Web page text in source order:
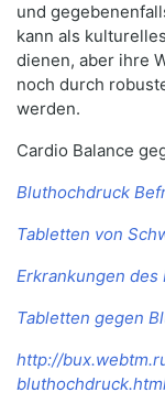
und
kann als
dienen, aber ihre
noch durch
werden.
Cardio Balance
Bluthochdruck
Tabletten von
Erkrankungen
Tabletten gegen
http://